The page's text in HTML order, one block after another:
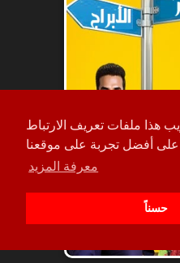
هذا ملفات تعريف الارتباط
أفضل تجربة على موقعنا
معرفة المزيد
حسناً